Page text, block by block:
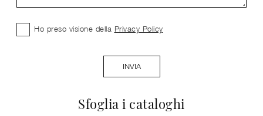
Sfoglia i cataloghi
Ho preso visione della Privacy Policy
INVIA